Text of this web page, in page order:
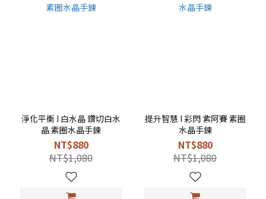
淨化平衡 I 白水晶 鑽切白水
晶 素圈水晶手鍊
NT$880
NT$1,080
提升智慧 I 彩閃 紫阿賽 素圈
水晶手鍊
NT$880
NT$1,080